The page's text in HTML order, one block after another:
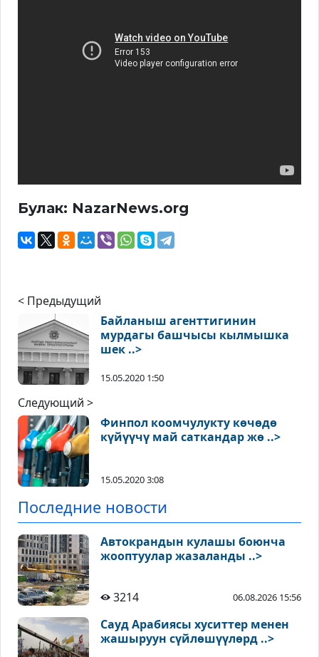
Булак: NazarNews.org
< Предыдущий
Байланыш агенттигинин
мурдагы башчысы кылмышка
шек ..>
15.05.2020 1:50
Следующий >
Финпол коомчулукту көчөдө
күйүүчү май саткандар жө ..>
15.05.2020 3:08
Последние новости
Автокрандын кулашы боюнча
жооптуулар жазаланды ..>
3214 06.08.2026 15:56
Сауд Арабиясы хуситтер менен
жашыруун сүйлөшүүлөрд ..>